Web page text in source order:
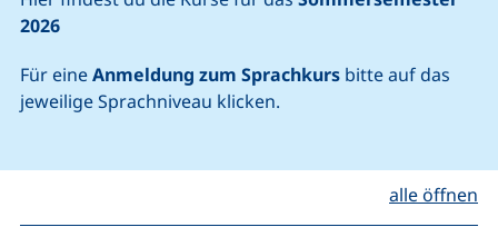
2026
Für eineAnmeldung zum Sprachkurs bitte auf das
jeweilige Sprachniveau klicken.
alle öffnen